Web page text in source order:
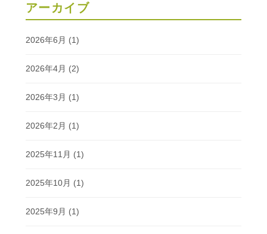
アーカイブ
2026年6月 (1)
2026年4月 (2)
2026年3月 (1)
2026年2月 (1)
2025年11月 (1)
2025年10月 (1)
2025年9月 (1)